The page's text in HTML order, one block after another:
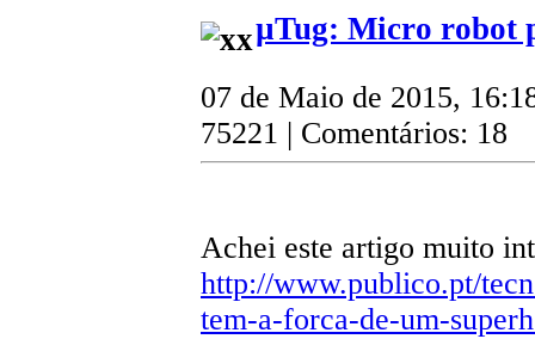
µTug: Micro robot
07 de Maio de 2015,
75221 | Comentários: 18
Achei este artigo muito
http://www.publico.pt/
tem-a-forca-de-um-